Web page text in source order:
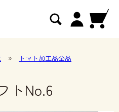
» トマト加工品全品
トNo.6